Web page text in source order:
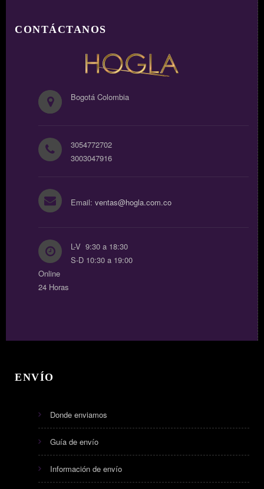
CONTÁCTANOS
Bogotá Colombia
3054772702
3003047916
Email: ventas@hogla.com.co
L-V 9:30 a 18:30
S-D 10:30 a 19:00
Online
24 Horas
ENVÍO
Donde enviamos
Guía de envío
Información de envío